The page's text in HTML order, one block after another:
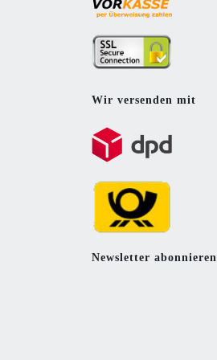
Wir versenden mit
Newsletter abonnieren